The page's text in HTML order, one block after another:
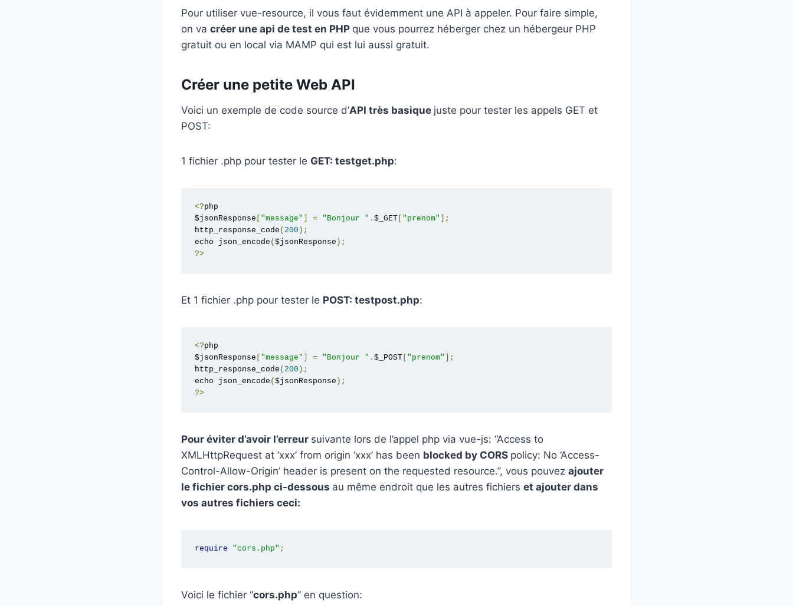
Pour utiliser vue-resource, il vous faut évidemment une API à appeler. Pour faire simple,
on va créer une api de test en PHP que vous pourrez héberger chez un hébergeur PHP
gratuit ou en local via MAMP qui est lui aussi gratuit.
Créer une petite Web API
Voici un exemple de code source d’API très basique juste pour tester les appels GET et
POST:
1 fichier .php pour tester le GET: testget.php:
<?php
$jsonResponse
"message" = "Bonjour " . $_GET[ "prenom" ];
http_response_code ( 200 );
echo json_encode ( $jsonResponse );
?>
Et 1 fichier .php pour tester le POST: testpost.php:
<?php
$jsonResponse
"message" = "Bonjour " . $_POST[ "prenom" ];
http_response_code ( 200 );
echo json_encode ( $jsonResponse );
?>
Pour éviter d’avoir l’erreur suivante lors de l’appel php via vue-js: “Access to
XMLHttpRequest at ‘xxx’ from origin ‘xxx’ has been blocked by CORS policy: No ‘Access-
Control-Allow-Origin’ header is present on the requested resource.”, vous pouvez ajouter
le fichier cors.php ci-dessous au même endroit que les autres fichiers et ajouter dans
vos autres fichiers ceci:
require "cors.php" ;
Voici le fichier “cors.php” en question: